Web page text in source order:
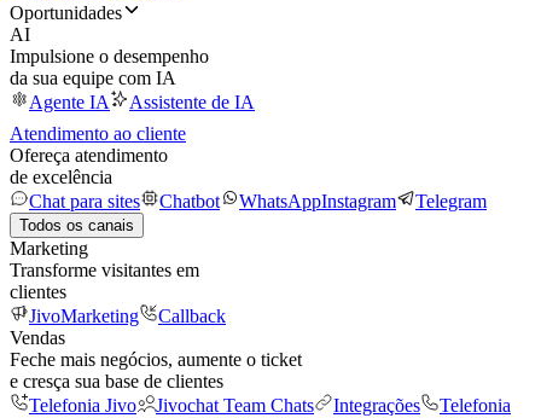
Oportunidades
AI
Impulsione o desempenho
da sua equipe com IA
Agente IA
Assistente de IA
Atendimento ao cliente
Ofereça atendimento
de excelência
Chat para sites
Chatbot WhatsAppInstagram Telegram
Todos os canais
Marketing
Transforme visitantes em
clientes
JivoMarketing
Callback
Vendas
Feche mais negócios, aumente o ticket
e cresça sua base de clientes
Telefonia Jivo
Jivochat Team Chats Integrações
Telefonia